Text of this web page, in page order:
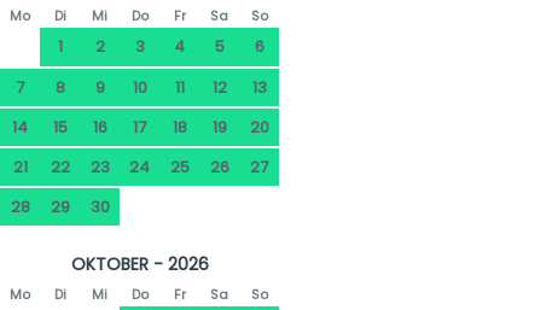
Mo Di Mi Do Fr Sa So
1 2 3 4 5
6
7
8 9 10 11 12
13
14
15 16 17 18 19
20
21
22 23 24 25 26
27
28
29 30
OKTOBER - 2026
Mo Di Mi Do Fr Sa So